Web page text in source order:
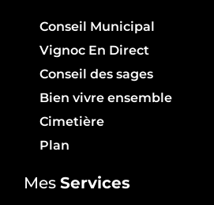
Conseil Municipal
Vignoc En Direct
Conseil des sages
Bien vivre ensemble
Cimetière
Plan
Mes Services